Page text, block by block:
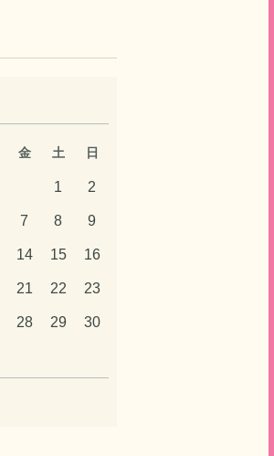
金 土 日
1 2
7 8 9
14 15 16
21 22 23
28 29 30